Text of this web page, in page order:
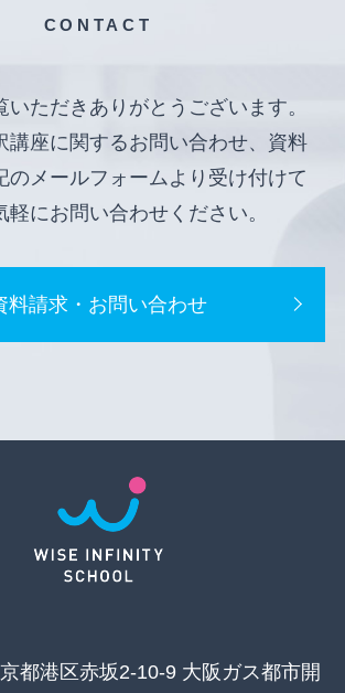
CONTACT
いただきありがとうございます。
講座に関するお問い合わせ、資料
のメールフォームより受け付けて
軽にお問い合わせください。
料請求・お問い合わせ
都港区赤坂2-10-9 大阪ガス都市開